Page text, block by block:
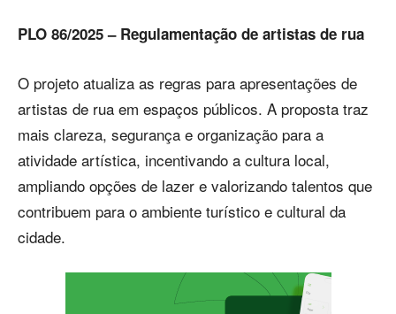
PLO 86/2025 – Regulamentação de artistas de rua
O projeto atualiza as regras para apresentações de
artistas de rua em espaços públicos. A proposta traz
mais clareza, segurança e organização para a
atividade artística, incentivando a cultura local,
ampliando opções de lazer e valorizando talentos que
contribuem para o ambiente turístico e cultural da
cidade.